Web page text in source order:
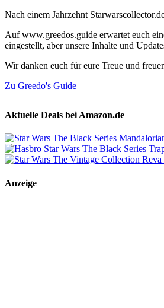
Nach einem Jahrzehnt
Auf www.greedos.guide erwartet euch
eingestellt, aber unsere Inhalte und
Wir danken euch für eure Treue und
Zu Greedo's Guide
Aktuelle Deals bei Amazon.de
Anzeige